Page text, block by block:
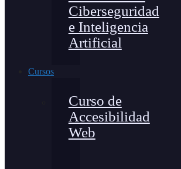
Ciberseguridad
e Inteligencia
Artificial
Cursos
Curso de
Accesibilidad
Web